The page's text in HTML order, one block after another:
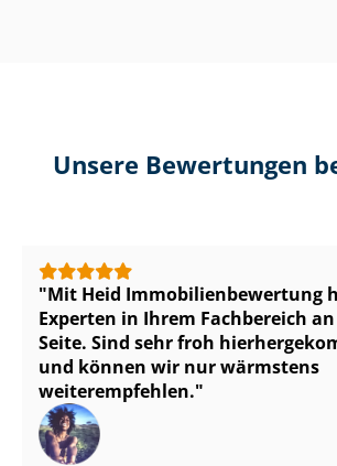
Unsere Bewertungen
Mit Heid Im­mo­bi­li­en­be­wer­tung
Experten in Ihrem Fachbereich
Seite. Sind sehr froh
und können wir nur wärmstens
weiterempfehlen.